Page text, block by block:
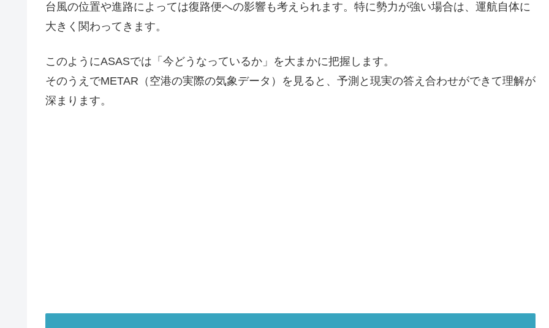
台風の位置や進路によっては復路便への影響も考えられます。特に勢力が強い場合は、運航自体に
大きく関わってきます。
このようにASASでは「今どうなっているか」を大まかに把握します。
そのうえでMETAR（空港の実際の気象データ）を見ると、予測と現実の答え合わせができて理解が
深まります。